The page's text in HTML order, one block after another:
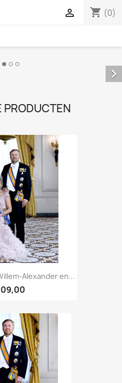
shopping_cart (0)


PRODUCTEN
Alexander en...